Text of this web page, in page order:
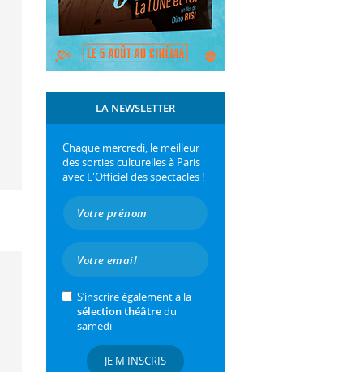
LA NEWSLETTER
Chaque mercredi, le meilleur
des sorties culturelles à Paris
avec L'Officiel des spectacles !
S’inscrire également à la
sélection théâtredu
samedi
JE M'INSCRIS